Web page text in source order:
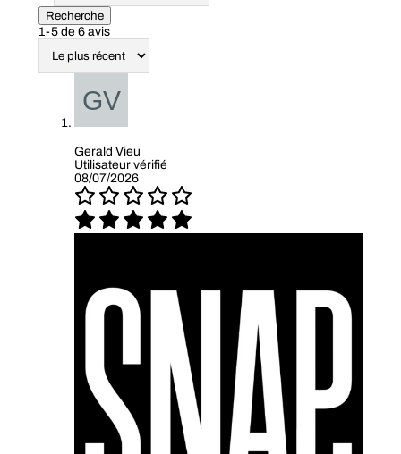
Recherche
1-5 de 6 avis
Gerald Vieu
Utilisateur vérifié
08/07/2026